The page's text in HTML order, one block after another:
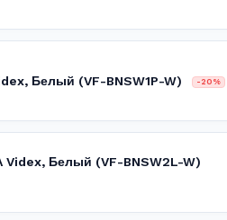
Белый (VF-BNSW1P-W) -20%
Videx, Белый (VF-BNSW2L-W)